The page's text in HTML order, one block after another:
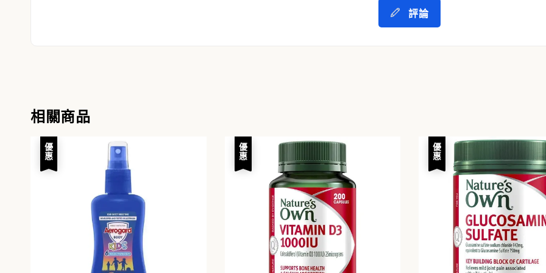
評論
相關商品
優惠 優惠 優惠